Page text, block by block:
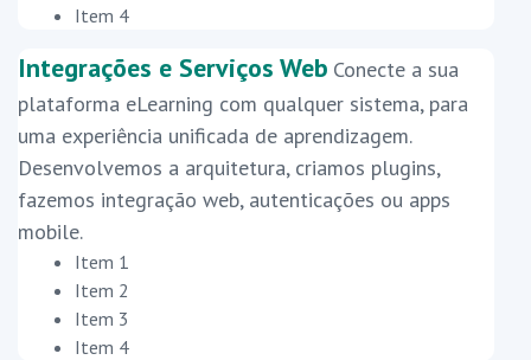
Item 4
Integrações e Serviços Web Conecte a sua
plataforma eLearning com qualquer sistema, para
uma experiência unificada de aprendizagem.
Desenvolvemos a arquitetura, criamos plugins,
fazemos integração web, autenticações ou apps
mobile.
Item 1
Item 2
Item 3
Item 4